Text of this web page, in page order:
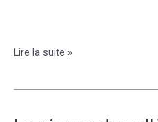
Serveur
/
Lire la suite »